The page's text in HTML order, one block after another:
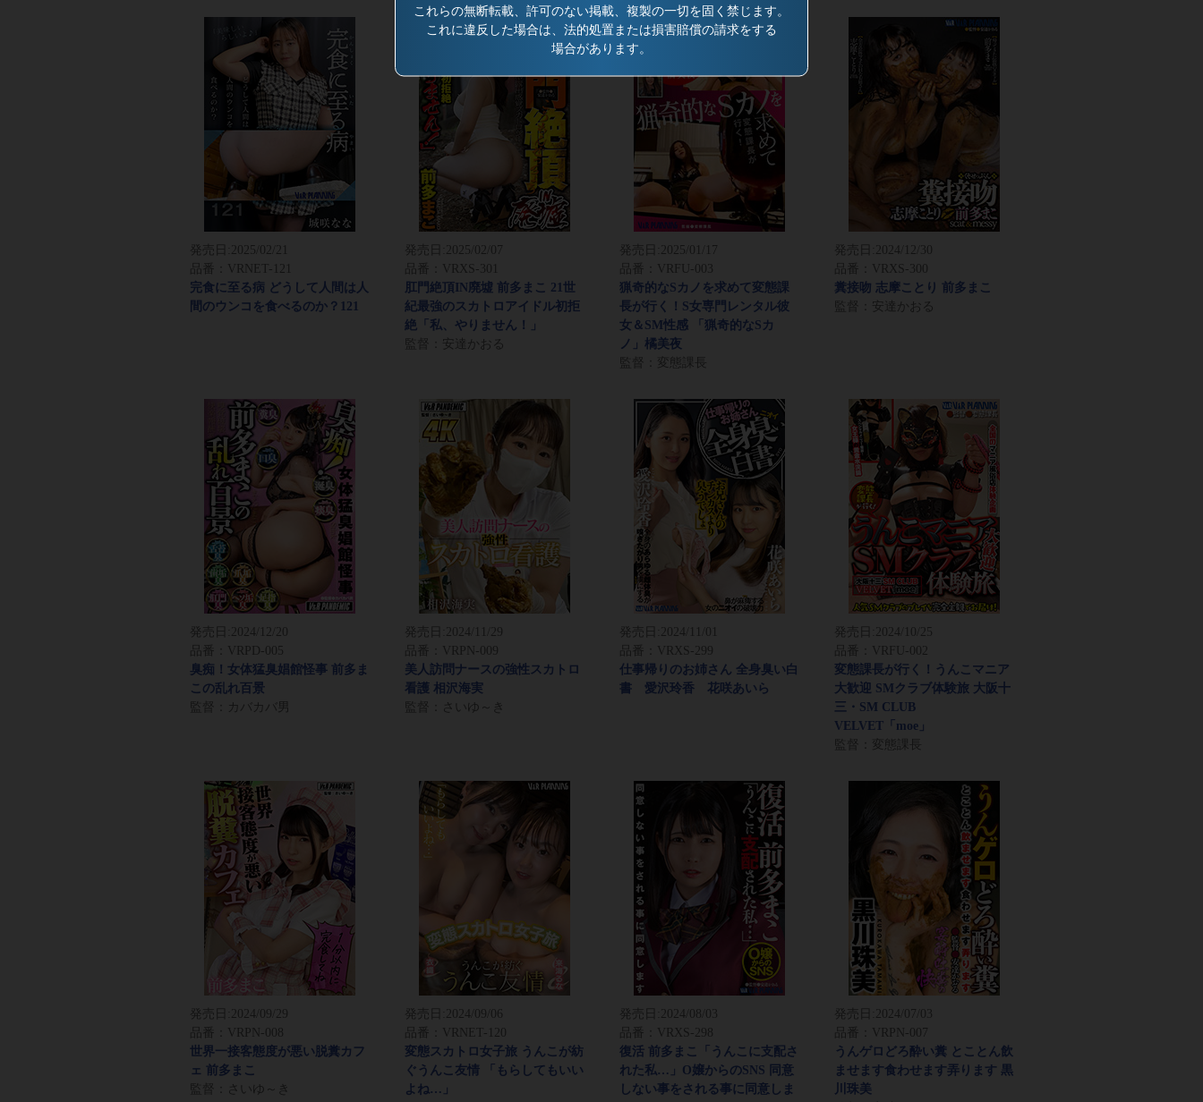
これらの無断転載、許可のない掲載、複製の一切を固く禁じます。
これに違反した場合は、法的処置または損害賠償の請求をする
場合があります。
発売日: 2025/02/21
品番：VRNET-121
完食に至る病 どうして人間は人
間のウンコを食べるのか？121
発売日: 2025/02/07
品番：VRXS-301
肛門絶頂IN廃墟 前多まこ 21世
紀最強のスカトロアイドル初拒
絶「私、やりません！」
監督：安達かおる
発売日: 2025/01/17
品番：VRFU-003
猟奇的なSカノを求めて変態課
長が行く！S女専門レンタル彼
女＆SM性感 「猟奇的なSカ
ノ」橘美夜
監督：変態課長
発売日: 2024/12/30
品番：VRXS-300
糞接吻 志摩ことり 前多まこ
監督：安達かおる
発売日: 2024/12/20
品番：VRPD-005
臭痴！女体猛臭娼館怪事 前多ま
この乱れ百景
監督：カバカバ男
発売日: 2024/11/29
品番：VRPN-009
美人訪問ナースの強性スカトロ
看護 相沢海実
監督：さいゆ～き
発売日: 2024/11/01
品番：VRXS-299
仕事帰りのお姉さん 全身臭い白
書 愛沢玲香 花咲あいら
発売日: 2024/10/25
品番：VRFU-002
変態課長が行く！うんこマニア
大歓迎 SMクラブ体験旅 大阪十
三・SM CLUB
VELVET「moe」
監督：変態課長
発売日: 2024/09/29
品番：VRPN-008
世界一接客態度が悪い脱糞カフ
ェ 前多まこ
監督：さいゆ～き
発売日: 2024/09/06
品番：VRNET-120
変態スカトロ女子旅 うんこが紡
ぐうんこ友情 「もらしてもいい
よね…」
発売日: 2024/08/03
品番：VRXS-298
復活 前多まこ「うんこに支配さ
れた私…」O嬢からのSNS 同意
しない事をされる事に同意しま
発売日: 2024/07/03
品番：VRPN-007
うんゲロどろ酔い糞 とことん飲
ませます食わせます弄ります 黒
川珠美